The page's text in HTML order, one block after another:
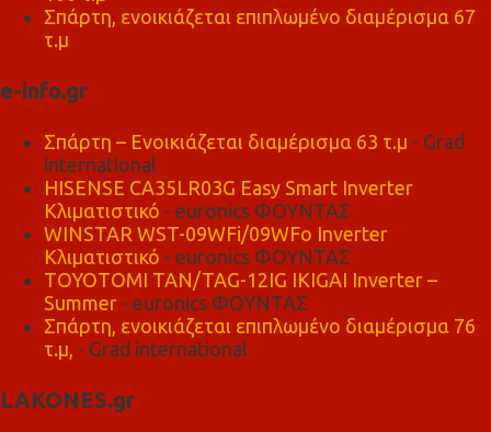
Σπάρτη, ενοικιάζεται επιπλωμένο διαμέρισμα 67
τ.μ
e-info.gr
Σπάρτη – Ενοικιάζεται διαμέρισμα 63 τ.μ - Grad
international
HISENSE CA35LR03G Easy Smart Inverter
Κλιματιστικό - euronics ΦΟΥΝΤΑΣ
WINSTAR WST-09WFi/09WFo Inverter
Κλιματιστικό - euronics ΦΟΥΝΤΑΣ
TOYOTOMI TAN/TAG-12IG IKIGAI Inverter –
Summer - euronics ΦΟΥΝΤΑΣ
Σπάρτη, ενοικιάζεται επιπλωμένο διαμέρισμα 76
τ.μ, - Grad international
LAKONES.gr